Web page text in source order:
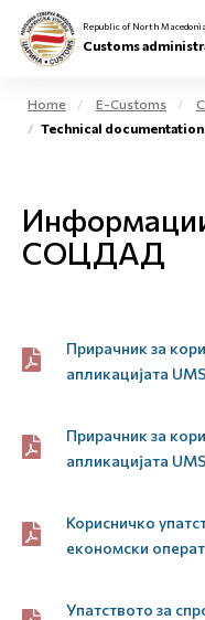
Individuals
Business community
Media center
Contact
Republic of North Macedonia
Customs
Home E-Customs
Technical documentation
СОЦДАД
Прирачник за
апликацијата UMS
Прирачник за
апликацијата UMS
Корисничко
економски
Упатството за